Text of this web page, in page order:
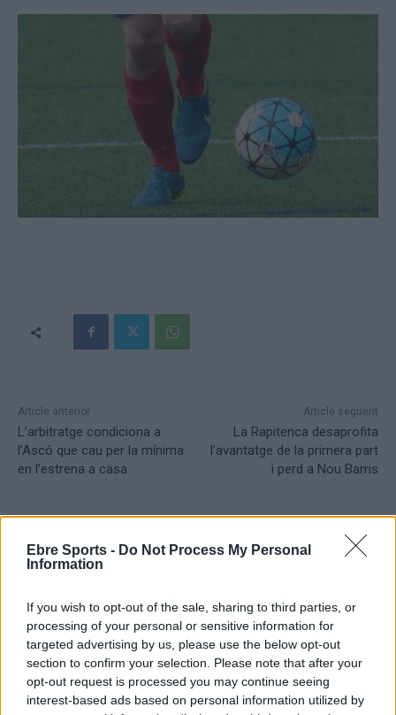
Ebre Sports - Do Not Process My Personal
Information
If you wish to opt-out of the sale, sharing to third parties, or
processing of your personal or sensitive information for
targeted advertising by us, please use the below opt-out
section to confirm your selection. Please note that after your
opt-out request is processed you may continue seeing
interest-based ads based on personal information utilized by
Article anterior
L’arbitratge condiciona a
l’Ascó que cau per la mínima
en l’estrena a casa
Article següent
La Rapitenca desaprofita
l’avantatge de la primera part
i perd a Nou Barris
Setmanari l'Ebre